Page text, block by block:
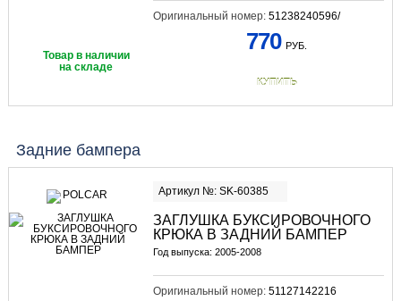
Оригинальный номер: 51238240596/
Товар в наличии
на складе
770 РУБ.
КУПИТЬ
Задние бампера
Артикул №: SK-60385
ЗАГЛУШКА БУКСИРОВОЧНОГО
КРЮКА В ЗАДНИЙ БАМПЕР
Год выпуска: 2005-2008
Оригинальный номер: 51127142216